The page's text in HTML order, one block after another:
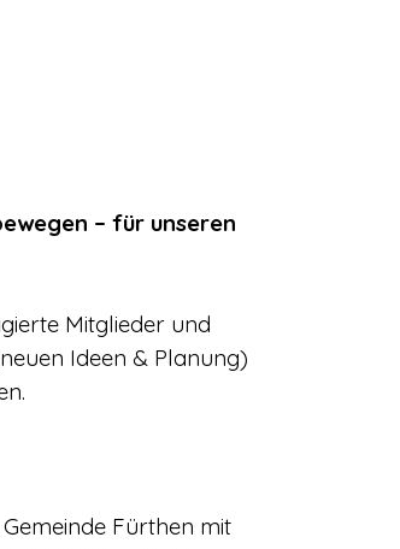
– für unseren
Mitglieder und
Ideen & Planung)
Fürthen mit